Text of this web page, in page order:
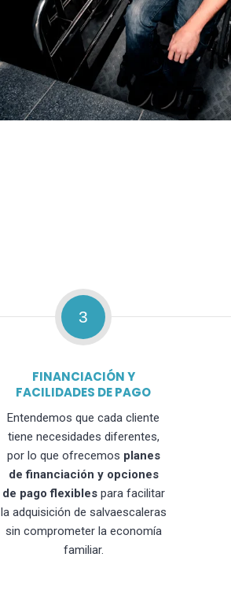
3
FINANCIACIÓN Y
FACILIDADES DE PAGO
Entendemos que cada cliente
tiene necesidades diferentes,
por lo que ofrecemos planes
de financiación y opciones
de pago flexiblespara facilitar
la adquisición de salvaescaleras
sin comprometer la economía
familiar.